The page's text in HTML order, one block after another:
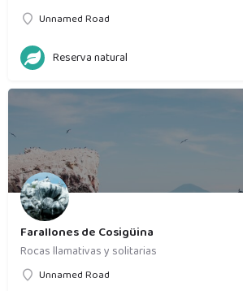
Unnamed Road
Reserva natural
Farallones de Cosigüina
Rocas llamativas y solitarias
Unnamed Road